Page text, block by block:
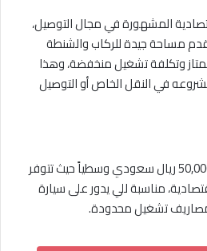
المشهورة في مجال التوصيل،
مساحة جيدة للركاب والشنطة
وتكلفة تشغيل منخفضة، وهذا
في النقل الخاص أو التوصيل
يبلغ سعر نيسان صني حوالي 50,000 ريال سعودي وسطياً حيث تتوفر
مناسبة للي يدور على سيارة
تشغيل محدودة.